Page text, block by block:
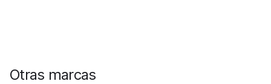
Otras marcas